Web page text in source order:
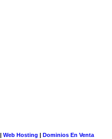
Web Hosting | Dominios En Venta